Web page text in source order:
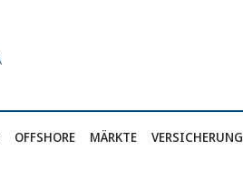
OFFSHORE MÄRKTE VERSICHERUNG